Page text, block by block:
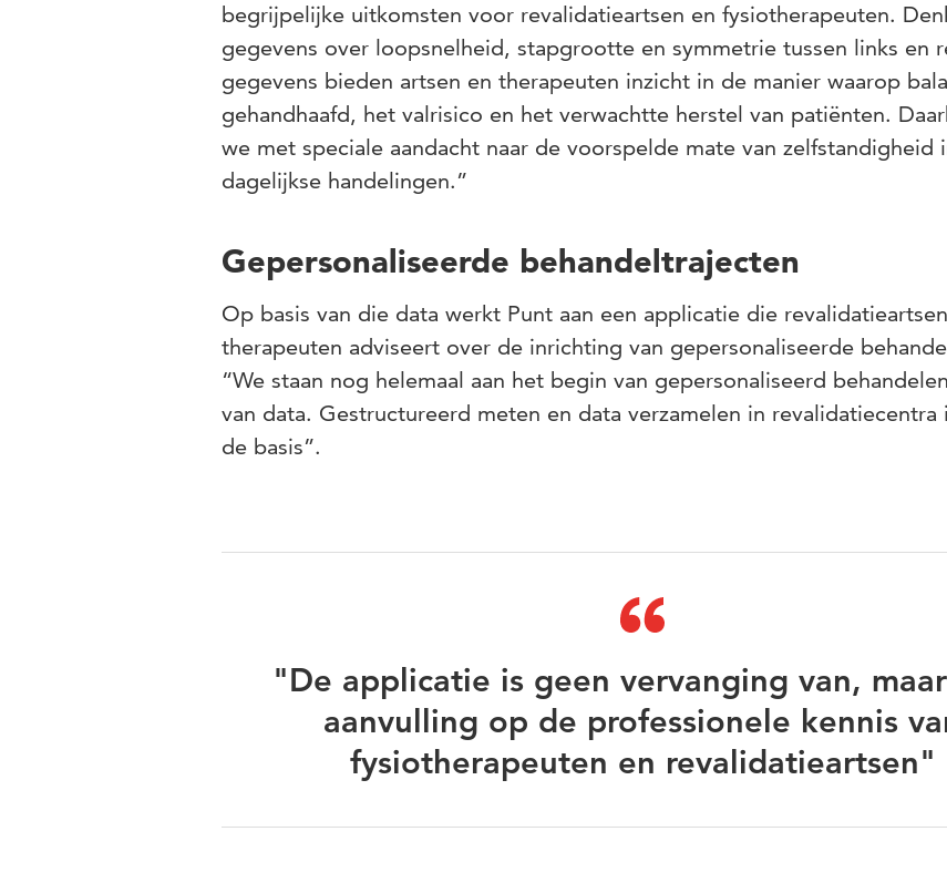
begrijpelijke uitkomsten voor revalidatieartsen en fysiotherapeuten.
gegevens over loopsnelheid, stapgrootte en symmetrie tussen links en
gegevens bieden artsen en therapeuten inzicht in de manier waarop
gehandhaafd, het valrisico en het verwachtte herstel van patiënten.
we met speciale aandacht naar de voorspelde mate van zelfstandigheid
dagelijkse handelingen.”
Gepersonaliseerde behandeltrajecten
Op basis van die data werkt Punt aan een applicatie die
therapeuten adviseert over de inrichting van gepersonaliseerde
“We staan nog helemaal aan het begin van gepersonaliseerd
van data. Gestructureerd meten en data verzamelen in revalidatiecentra
de basis”.
"De applicatie is geen vervanging van,
aanvulling op de professionele kennis
fysiotherapeuten en revalidatieartsen"